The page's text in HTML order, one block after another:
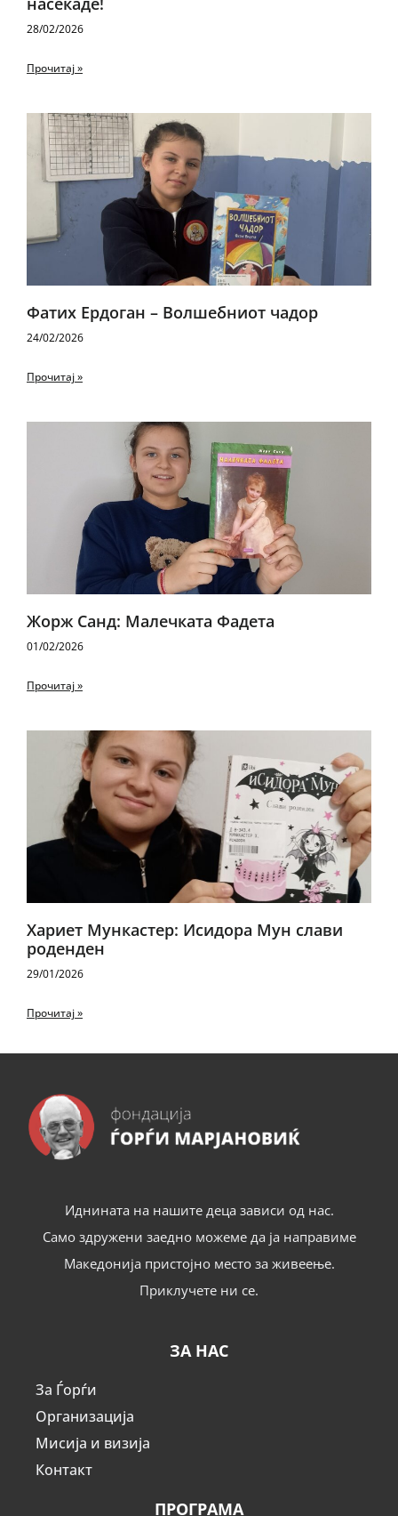
28/02/2026
Прочитај »
Фатиx Ердоган – Волшебниот чадор
24/02/2026
Прочитај »
Жорж Санд: Малечката Фадета
01/02/2026
Прочитај »
Хариет Мункастер: Исидора Мун слави
роденден
29/01/2026
Прочитај »
Иднината на нашите деца зависи од нас.
Само здружени заедно можеме да ја направиме
Македонија пристојно место за живеење.
Приклучете ни се.
ЗА НАС
За Ѓорѓи
Организација
Мисија и визија
Контакт
ПРОГРАМА